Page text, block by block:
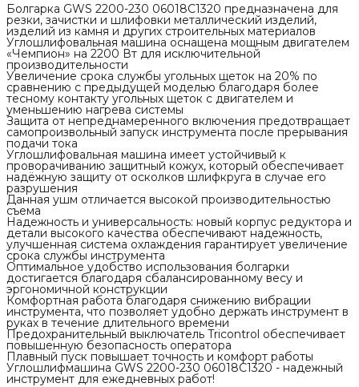
Болгарка GWS 2200-230 06018C1320 предназначена для
резки, зачистки и шлифовки металлический изделий,
изделий из камня и других строительных материалов
Углошлифовальная машина оснащена мощным двигателем
«Чемпион» на 2200 Вт для исключительной
производительности
Увеличение срока службы угольных щеток на 20% по
сравнению с предыдущей моделью благодаря более
тесному контакту угольных щеток с двигателем и
уменьшению нагрева системы
Защита от непреднамеренного включения предотвращает
самопроизвольный запуск инструмента после прерывания
подачи тока
Углошлифовальная машина имеет устойчивый к
проворачиванию защитный кожух, который обеспечивает
надёжную защиту от осколков шлифкруга в случае его
разрушения
Данная ушм отличается высокой производительностью
съема
Надежность и универсальность: новый корпус редуктора и
детали высокого качества обеспечивают надежность,
улучшенная система охлаждения гарантирует увеличение
срока службы инструмента
Оптимальное удобство использования болгарки
достигается благодаря сбалансированному весу и
эргономичной конструкции
Комфортная работа благодаря снижению вибрации
инструмента, что позволяет удобно держать инструмент в
руках в течение длительного времени
Предохранительный выключатель Tricontrol обеспечивает
повышенную безопасность оператора
Плавный пуск повышает точность и комфорт работы
Углошлифмашина GWS 2200-230 06018C1320 - надежный
инструмент для ежедневных работ!